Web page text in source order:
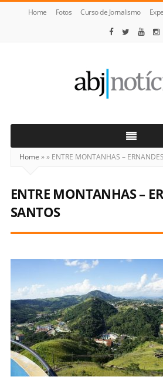
Home Fotos Curso de Jornalismo
Notícias
Home »» ENTRE MONTANHAS –
ENTRE MONTANHAS –
SANTOS